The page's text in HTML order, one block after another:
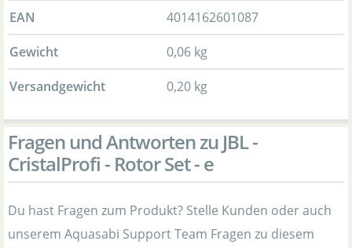
EAN
4014162601087
Gewicht
0,06 kg
Versandgewicht
0,20 kg
Fragen und Antworten zu JBL -
CristalProfi - Rotor Set - e
Du hast Fragen zum Produkt? Stelle Kunden oder auch
unserem Aquasabi Support Team Fragen zu diesem